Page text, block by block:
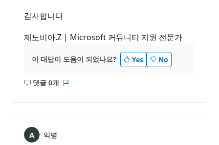
감사합니다
제노비아.Z | Microsoft 커뮤니티 지원 전문가
이 대답이 도움이 되었나요? Yes No
댓글 0개
설
음
익명